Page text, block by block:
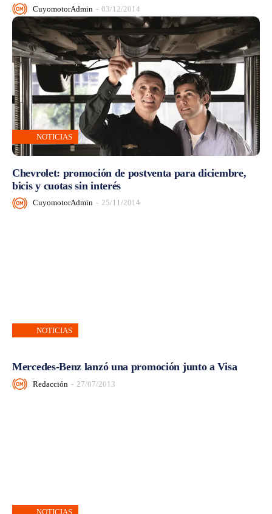
CuyomotorAdmin - 03/12/2014
NOTICIAS
Chevrolet: promoción de postventa para diciembre,
bicis y cuotas sin interés
CuyomotorAdmin - 25/11/2014
NOTICIAS
Mercedes-Benz lanzó una promoción junto a Visa
Redacción - 27/07/2013
NOTICIAS